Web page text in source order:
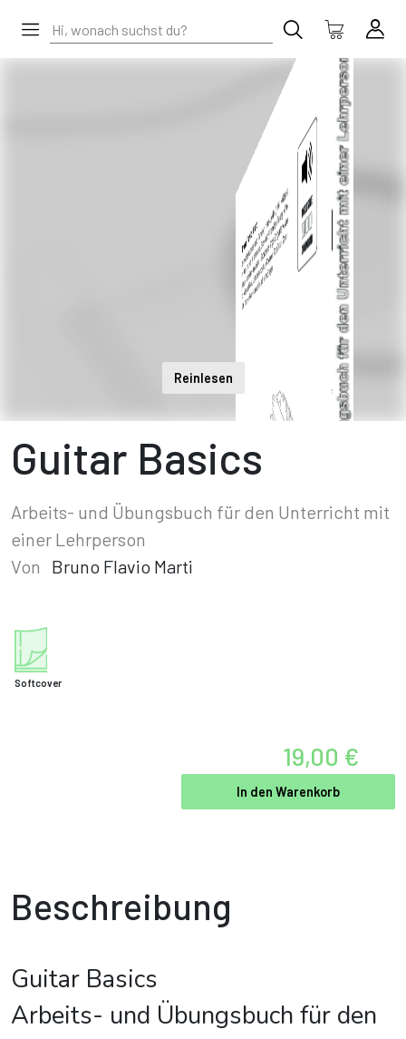
Reinlesen
Guitar Basics
Arbeits- und Übungsbuch für den Unterricht mit
einer Lehrperson
Von
Bruno Flavio Marti
Softcover
19,00 €
In den Warenkorb
Beschreibung
Guitar Basics
Arbeits- und Übungsbuch für den